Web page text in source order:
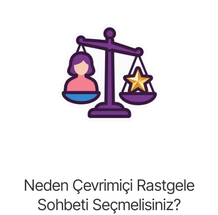
Neden Çevrimiçi Rastgele
Sohbeti Seçmelisiniz?